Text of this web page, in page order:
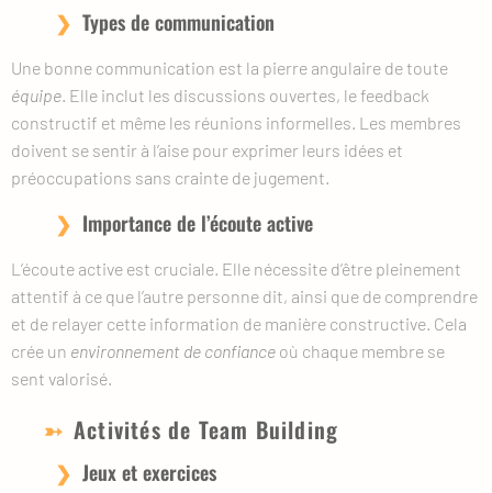
Types de communication
Une bonne communication est la pierre angulaire de toute
équipe. Elle inclut les discussions ouvertes, le feedback
constructif et même les réunions informelles. Les membres
doivent se sentir à l’aise pour exprimer leurs idées et
préoccupations sans crainte de jugement.
Importance de l’écoute active
L’écoute active est cruciale. Elle nécessite d’être pleinement
attentif à ce que l’autre personne dit, ainsi que de comprendre
et de relayer cette information de manière constructive. Cela
crée un environnement de confiance où chaque membre se
sent valorisé.
Activités de Team Building
Jeux et exercices